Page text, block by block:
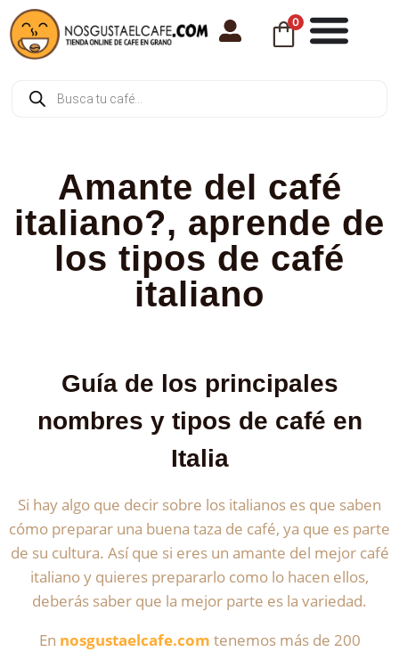
0
Amante del café
italiano?, aprende de
los tipos de café
italiano
Guía de los principales
nombres y tipos de café en
Italia
Si hay algo que decir sobre los italianos es que saben
cómo preparar una buena taza de café, ya que es parte
de su cultura. Así que si eres un amante del mejor café
italiano y quieres prepararlo como lo hacen ellos,
deberás saber que la mejor parte es la variedad.
En nosgustaelcafe.com tenemos más de 200